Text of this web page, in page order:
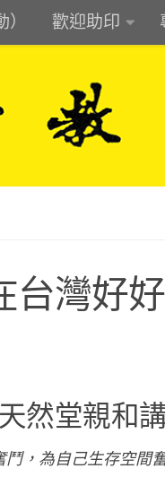
歡迎助印
台灣好
然堂親和
為自己生存空間奮